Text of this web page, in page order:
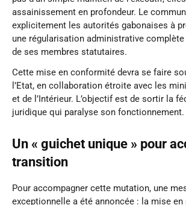
assainissement en profondeur. Le
explicitement les autorités gabonaises à
une régularisation administrative complète
de ses membres statutaires.
Cette mise en conformité devra se faire
l’Etat, en collaboration étroite avec les
et de l’Intérieur. L’objectif est de sortir la
juridique qui paralyse son fonctionnement.
Un « guichet unique » pour
transition
Pour accompagner cette mutation, une
exceptionnelle a été annoncée : la mise en